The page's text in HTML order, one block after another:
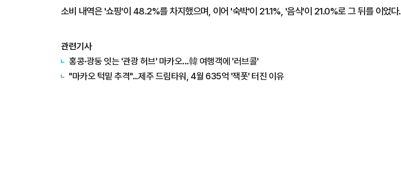
소비 내역은 '쇼핑'이 48.2%를 차지했으며, 이어 '숙박'이 21.1%, '음식'이 21.0%로 그 뒤를 이었다.
관련기사
홍콩·광둥 잇는 '관광 허브' 마카오...韓 여행객에 '러브콜'
"마카오 턱밑 추격"…제주 드림타워, 4월 635억 '잭폿' 터진 이유